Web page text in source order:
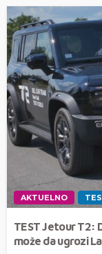
AKTUELNO
TEST Jetour T2:
može da ugrozi